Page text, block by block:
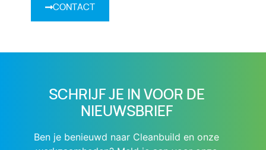
CONTACT
SCHRIJF JE IN VOOR DE
NIEUWSBRIEF
Ben je benieuwd naar Cleanbuild en onze